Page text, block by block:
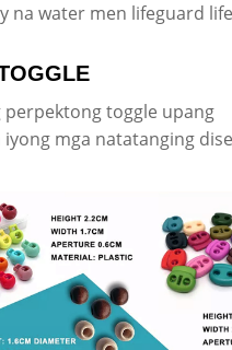
na water men lifeguard
perpektong toggle upang
iyong mga natatanging